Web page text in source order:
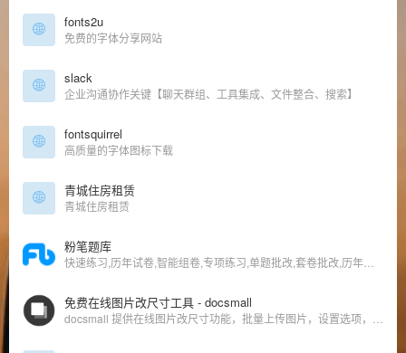
fonts2u
免费的字体分享网站
slack
企业沟通协作关键【聊天群组、工具集成、文件整合、搜索】
fontsquirrel
高质量的字体图标下载
青城住房租赁
青城住房租赁
粉笔题库
免费在线图片改尺寸工具 - docsmall